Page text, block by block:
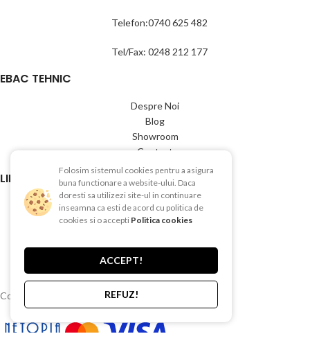
Telefon:0740 625 482
Tel/Fax: 0248 212 177
EBAC TEHNIC
Despre Noi
Blog
Showroom
Contact
LINK-URI UTILE
Termeni si conditii
Politica de Confientialitate
Politica de retur
Livrare si plata
Copyright © 2015-2025 EBAC TEHNIC
Folosim sistemul cookies pentru a asigura
buna functionare a website-ului. Daca
doresti sa utilizezi site-ul in continuare
inseamna ca esti de acord cu politica de
cookies si o accepti Politica cookies
ACCEPT!
REFUZ!